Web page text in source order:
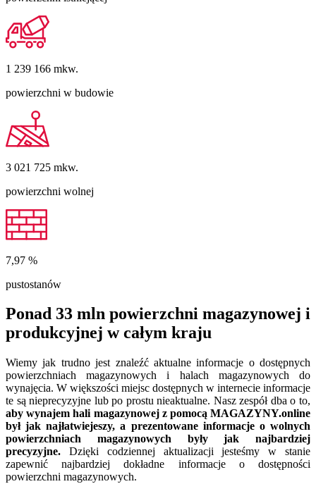
1 239 166 mkw.
powierzchni w budowie
3 021 725 mkw.
powierzchni wolnej
7,97 %
pustostanów
Ponad 33 mln powierzchni magazynowej i
produkcyjnej w całym kraju
Wiemy jak trudno jest znaleźć aktualne informacje o dostępnych
powierzchniach magazynowych i halach magazynowych do
wynajęcia. W większości miejsc dostępnych w internecie informacje
te są nieprecyzyjne lub po prostu nieaktualne. Nasz zespół dba o to,
aby wynajem hali magazynowej z pomocą MAGAZYNY.online
był jak najłatwiejeszy, a prezentowane informacje o wolnych
powierzchniach magazynowych były jak najbardziej
precyzyjne. Dzięki codziennej aktualizacji jesteśmy w stanie
zapewnić najbardziej dokładne informacje o dostępności
powierzchni magazynowych.